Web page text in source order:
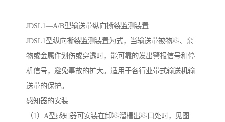
JDSL1—A/B型输送带纵向撕裂监测装置
JDSL1型纵向撕裂监测装置为式，当输送带被物料、杂
物或金属件划伤或穿透时，能可靠的发出警报信号和停
机信号，避免事故的扩大。适用于各行业带式输送机输
送带的保护。
感知器的安装
（1）A型感知器可安装在卸料溜槽出料口处时，见图